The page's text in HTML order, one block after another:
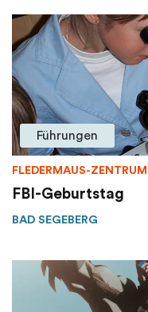
Führungen
FLEDERMAUS-
FBI-Geburtstag
BAD SEGEBERG